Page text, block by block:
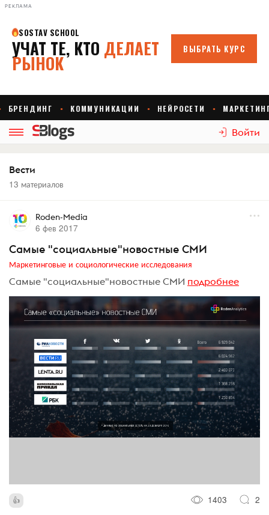
РЕКЛАМА
Войти
Вести
13 материалов
Roden-Media
6 фев 2017
Cамые "социальные"новостные СМИ
Маркетинговые и социологические исследования
Cамые "социальные"новостные СМИ подробнее
1403 2